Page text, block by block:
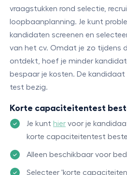
vraagstukken rond selectie,
loopbaanplanning. Je kunt
kandidaten screenen en
van het cv. Omdat je zo tijdens
ontdekt, hoef je minder
bespaar je kosten. De kandidaat
test bezig.
Korte capaciteitentest
Je kunt hier voor je
korte capaciteitentest
Alleen beschikbaar voor
Selecteer 'korte